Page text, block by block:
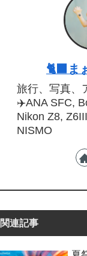
🐈‍⬛ま
旅行、写真、
✈️ANA SFC,
Nikon Z8,
NISMO
関連記事